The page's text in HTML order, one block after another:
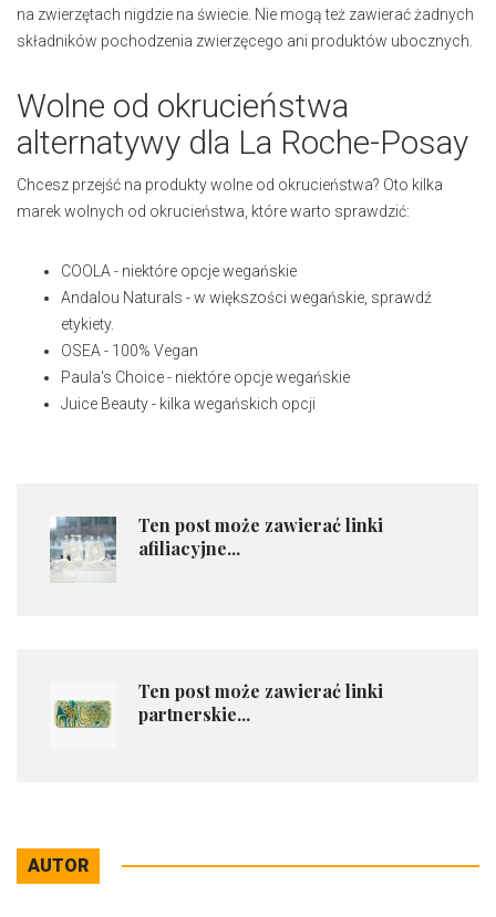
na zwierzętach nigdzie na świecie. Nie mogą też zawierać żadnych
składników pochodzenia zwierzęcego ani produktów ubocznych.
Wolne od okrucieństwa
alternatywy dla La Roche-Posay
Chcesz przejść na produkty wolne od okrucieństwa? Oto kilka
marek wolnych od okrucieństwa, które warto sprawdzić:
COOLA - niektóre opcje wegańskie
Andalou Naturals - w większości wegańskie, sprawdź
etykiety.
OSEA - 100% Vegan
Paula's Choice - niektóre opcjewegańskie
Juice Beauty - kilka wegańskich opcji
Ten post może zawierać linki
afiliacyjne...
Ten post może zawierać linki
partnerskie...
AUTOR